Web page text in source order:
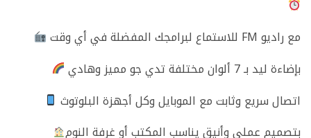
مع راديو FM للاستماع لبرامجك المفضلة في أي وقت
بإضاءة ليد بـ 7 ألوان مختلفة تدي جو مميز وهادي
اتصال سريع وثابت مع الموبايل وكل أجهزة البلوتوث
بتصميم عملي وأنيق يناسب المكتب أو غرفة النوم